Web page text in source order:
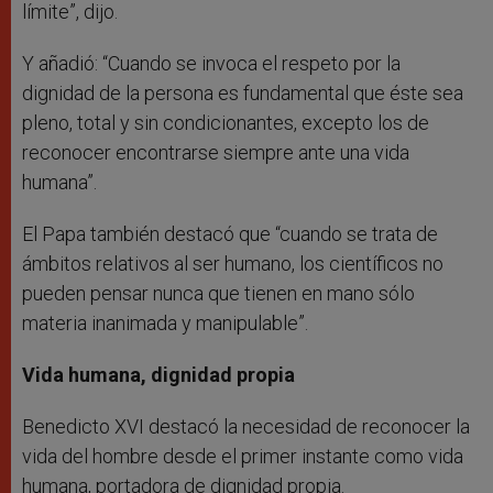
límite”, dijo.
Y añadió: “Cuando se invoca el respeto por la
dignidad de la persona es fundamental que éste sea
pleno, total y sin condicionantes, excepto los de
reconocer encontrarse siempre ante una vida
humana”.
El Papa también destacó que “cuando se trata de
ámbitos relativos al ser humano, los científicos no
pueden pensar nunca que tienen en mano sólo
materia inanimada y manipulable”.
Vida humana, dignidad propia
Benedicto XVI destacó la necesidad de reconocer la
vida del hombre desde el primer instante como vida
humana, portadora de dignidad propia.